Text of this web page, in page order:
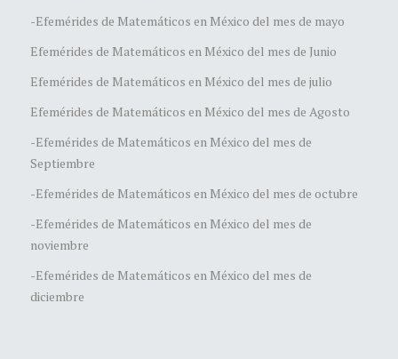
-Efemérides de Matemáticos en México del mes de mayo
Efemérides de Matemáticos en México del mes de Junio
Efemérides de Matemáticos en México del mes de julio
Efemérides de Matemáticos en México del mes de Agosto
-Efemérides de Matemáticos en México del mes de
Septiembre
-Efemérides de Matemáticos en México del mes de octubre
-Efemérides de Matemáticos en México del mes de
noviembre
-Efemérides de Matemáticos en México del mes de
diciembre